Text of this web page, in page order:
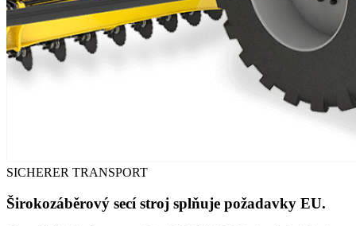
SICHERER TRANSPORT
Širokozáběrový secí stroj splňuje požadavky EU.